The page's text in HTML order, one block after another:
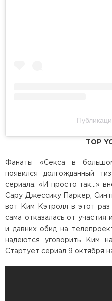
TOP
Фанаты «Секса в
появился долгожданный
сериала. «И просто так...»
Сару Джессику Паркер,
вот Ким Кэтролл в этот раз
сама отказалась от участия
и давних обид на
надеются уговорить Ким
Стартует сериал 9 октября